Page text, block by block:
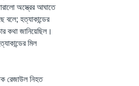
অস্ত্রের আঘাতে
বলে; হত্যাকান্ডের
কথা জানিয়েছিল।
মিল
রেজাউল নিহত